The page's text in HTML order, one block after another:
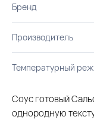
Бренд
Производитель
Температурный
Соус готовый
однородную